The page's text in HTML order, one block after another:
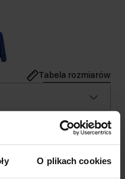
O plikach cookies
Tabela rozmiarów